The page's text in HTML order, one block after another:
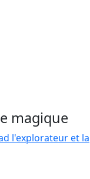
magique
l'explorateur et la